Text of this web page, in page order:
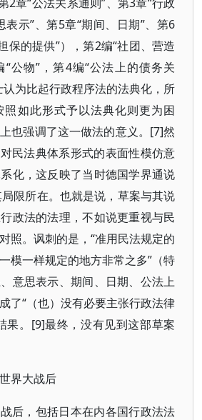
表示”、第5章“期间、日期”、第6
保的提供”），第2编“社团、营造
公物”，第4编“公法上的债务关
认为比起行政程序法的法典化，所
如此形式予以法典化则更为困
也强调了这一做法的意义。[7]然
民法典体系形式的表面性模仿意
化，这反映了当时德国学界通说
限所在。也就是说，草案与其说
政法的法理，不如说更重视与民
照。讽刺的是，“准用民法规定的
模一样规定的地方非常之多”（特
意思表示、期间、日期、公法上
了“（也）没有必要主张行政法律
果。[9]最终，没有见到这部草案
界大战后
后，包括日本在内各国行政法法